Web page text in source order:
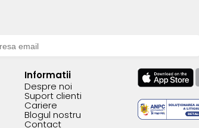
Informatii
Despre noi
Suport clienti
Cariere
Blogul nostru
Contact